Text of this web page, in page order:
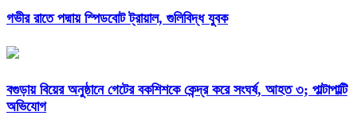
গভীর রাতে পদ্মায় স্পিডবোট ট্রায়াল, গুলিবিদ্ধ যুবক
বগুড়ায় বিয়ের অনুষ্ঠানে গেটের বকশিশকে কেন্দ্র করে সংঘর্ষ, আহত ৩; পাল্টাপাল্টি
অভিযোগ